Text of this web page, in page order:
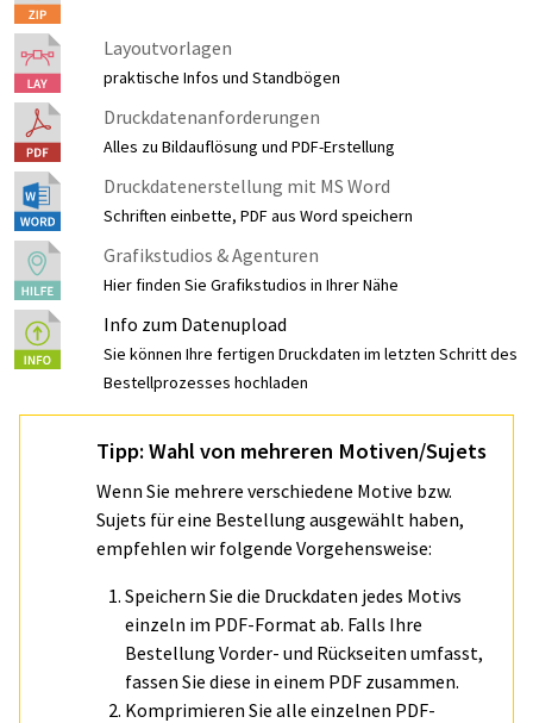
Layoutvorlagen
praktische Infos und Standbögen
Druckdatenanforderungen
Alles zu Bildauflösung und PDF-Erstellung
Druckdatenerstellung mit MS Word
Schriften einbette, PDF aus Word speichern
Grafikstudios & Agenturen
Hier finden Sie Grafikstudios in Ihrer Nähe
Info zum Datenupload
Sie können Ihre fertigen Druckdaten im letzten Schritt des
Bestellprozesses hochladen
Tipp: Wahl von mehreren Motiven/Sujets
Wenn Sie mehrere verschiedene Motive bzw.
Sujets für eine Bestellung ausgewählt haben,
empfehlen wir folgende Vorgehensweise:
Speichern Sie die Druckdaten jedes Motivs
einzeln im PDF-Format ab. Falls Ihre
Bestellung Vorder- und Rückseiten umfasst,
fassen Sie diese in einem PDF zusammen.
Komprimieren Sie alle einzelnen PDF-